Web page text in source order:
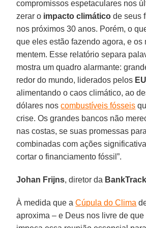
compromissos espetaculares nos
zerar o impacto climático de seus
nos próximos 30 anos. Porém, o
que eles estão fazendo agora, e os
mentem. Esse relatório separa
mostra um quadro alarmante:
redor do mundo, liderados pelos
alimentando o caos climático, ao
dólares noscombustíveis fósseis
crise. Os grandes bancos não
nas costas, se suas promessas
combinadas com ações
cortar o financiamento fóssil”.
Johan Frijns, diretor da BankTrack
À medida que aCúpula do Clima
aproxima – e Deus nos livre de